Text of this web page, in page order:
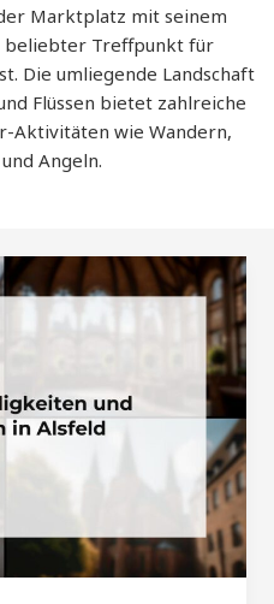
Marktplatz mit seinem
beliebter Treffpunkt für
Die umliegende Landschaft
Flüssen bietet zahlreiche
Aktivitäten wie Wandern,
Angeln.